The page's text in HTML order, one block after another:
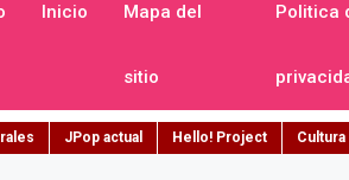
Inicio Mapa del
sitio
Politica
JPop actual Hello! Project